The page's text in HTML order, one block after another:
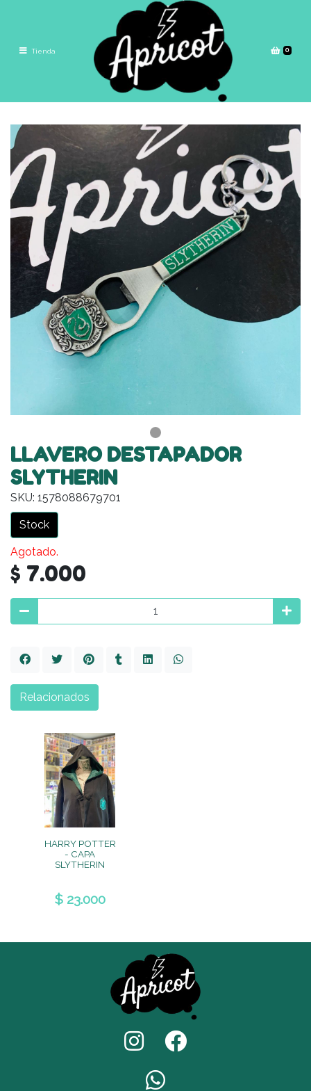
Tienda 0
LLAVERO DESTAPADOR
SLYTHERIN
SKU: 1578088679701
Stock
Agotado.
$ 7.000
HARRY POTTER
- CAPA
SLYTHERIN
$ 23.000
Relacionados